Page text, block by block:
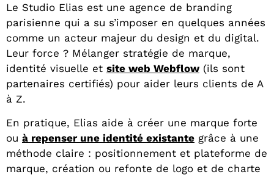
Le Studio Elias est une agence de branding
parisienne qui a su s’imposer en quelques années
comme un acteur majeur du design et du digital.
Leur force ? Mélanger stratégie de marque,
identité visuelle et site web Webflow (ils sont
partenaires certifiés) pour aider leurs clients de A
à Z.
En pratique, Elias aide à créer une marque forte
ou à repenser une identité existante grâce à une
méthode claire : positionnement et plateforme de
marque, création ou refonte de logo et de charte